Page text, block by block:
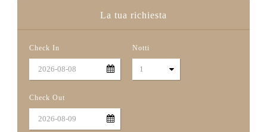
La tua richiesta
Check In Notti
Check Out